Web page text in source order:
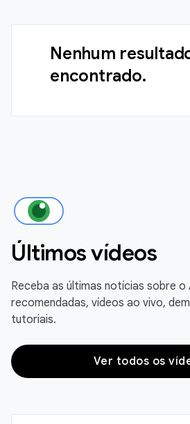
Nenhum
encontrado.
Últimos vídeos
Receba as últimas notícias sobre
recomendadas, vídeos ao vivo,
tutoriais.
Ver todos os